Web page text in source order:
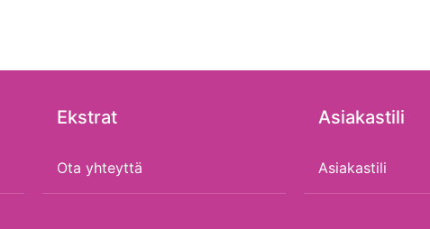
Ekstrat
Ota yhteyttä
Asiakastili
Asiakastili